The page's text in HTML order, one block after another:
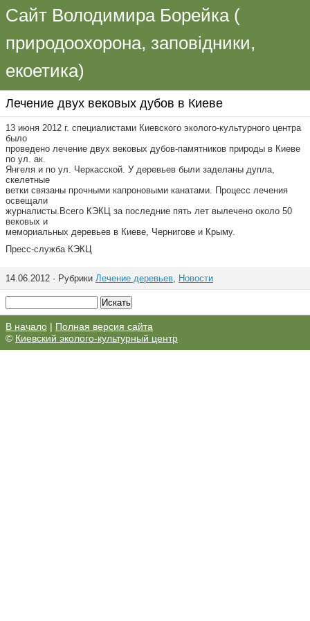
Сайт Володимира Борейка (
природоохорона, заповідники,
екоетика)
Лечение двух вековых дубов в Киеве
13 июня 2012 г. специалистами Киевского эколого-культурного центра
было
проведено лечение двух вековых дубов-памятников природы в Киеве
по ул. ак.
Янгеля и по ул. Черкасской. У деревьев были заделаны дупла,
скелетные
ветки связаны прочными капроновыми канатами. Процесс лечения
освещали
журналисты.Всего КЭКЦ за последние пять лет вылечено около 50
вековых и
мемориальных деревьев в Киеве, Чернигове и Крыму.
Пресс-служба КЭКЦ
14.06.2012 · Рубрики Лечение деревьев, Новости
В начало | Полная версия сайта
© Киевский эколого-культурный центр